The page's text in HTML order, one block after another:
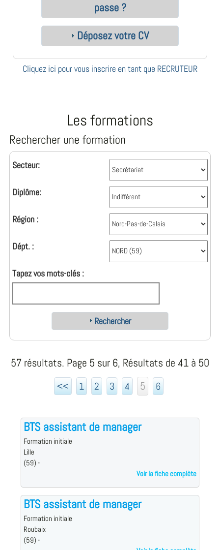
passe ?
Déposez votre CV
Cliquez ici pour vous inscrire en tant que RECRUTEUR
Les formations
Rechercher une formation
Secteur:
Diplôme:
Région :
Dépt. :
Tapez vos mots-clés :
Rechercher
57 résultats. Page 5 sur 6, Résultats de 41 à 50
<< 1 2 3 4 5 6
BTS assistant de manager
Formation initiale
Lille
(59) -
Voir la fiche complète
BTS assistant de manager
Formation initiale
Roubaix
(59) -